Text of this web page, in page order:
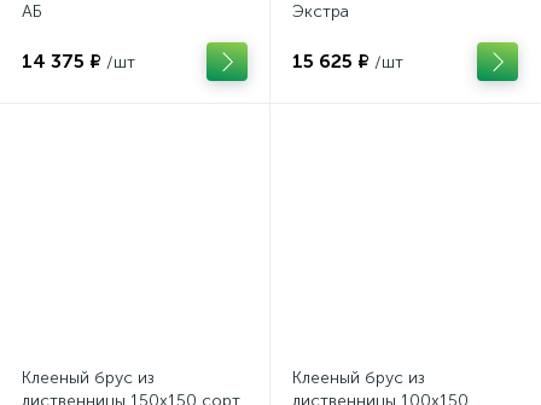
АБ
14 375 ₽ /шт
Экстра
15 625 ₽ /шт
Клееный брус из
лиственницы 150х150 сорт
Клееный брус из
лиственницы 100х150